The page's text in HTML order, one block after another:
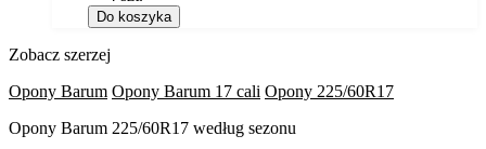
Do koszyka
Zobacz szerzej
Opony Barum Opony Barum 17 cali Opony 225/60R17
Opony Barum 225/60R17 według sezonu